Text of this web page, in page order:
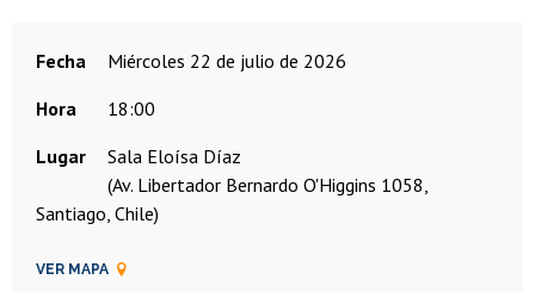
Fecha
miércoles 22 de julio de 2026
Hora
18:00
Lugar
Sala Eloísa Díaz
(Av. Libertador Bernardo O'Higgins 1058,
Santiago, Chile)
VER MAPA